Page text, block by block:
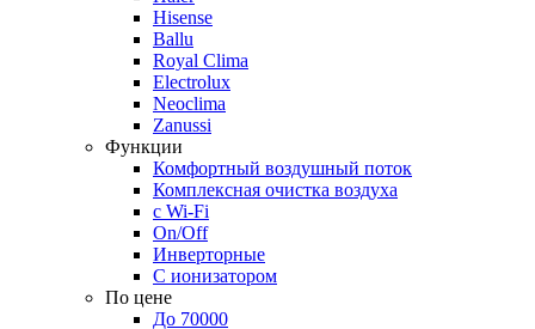
Hisense
Ballu
Royal Clima
Electrolux
Neoclima
Zanussi
Функции
Комфортный воздушный поток
Комплексная очистка воздуха
с Wi-Fi
On/Off
Инверторные
С ионизатором
По цене
До 70000